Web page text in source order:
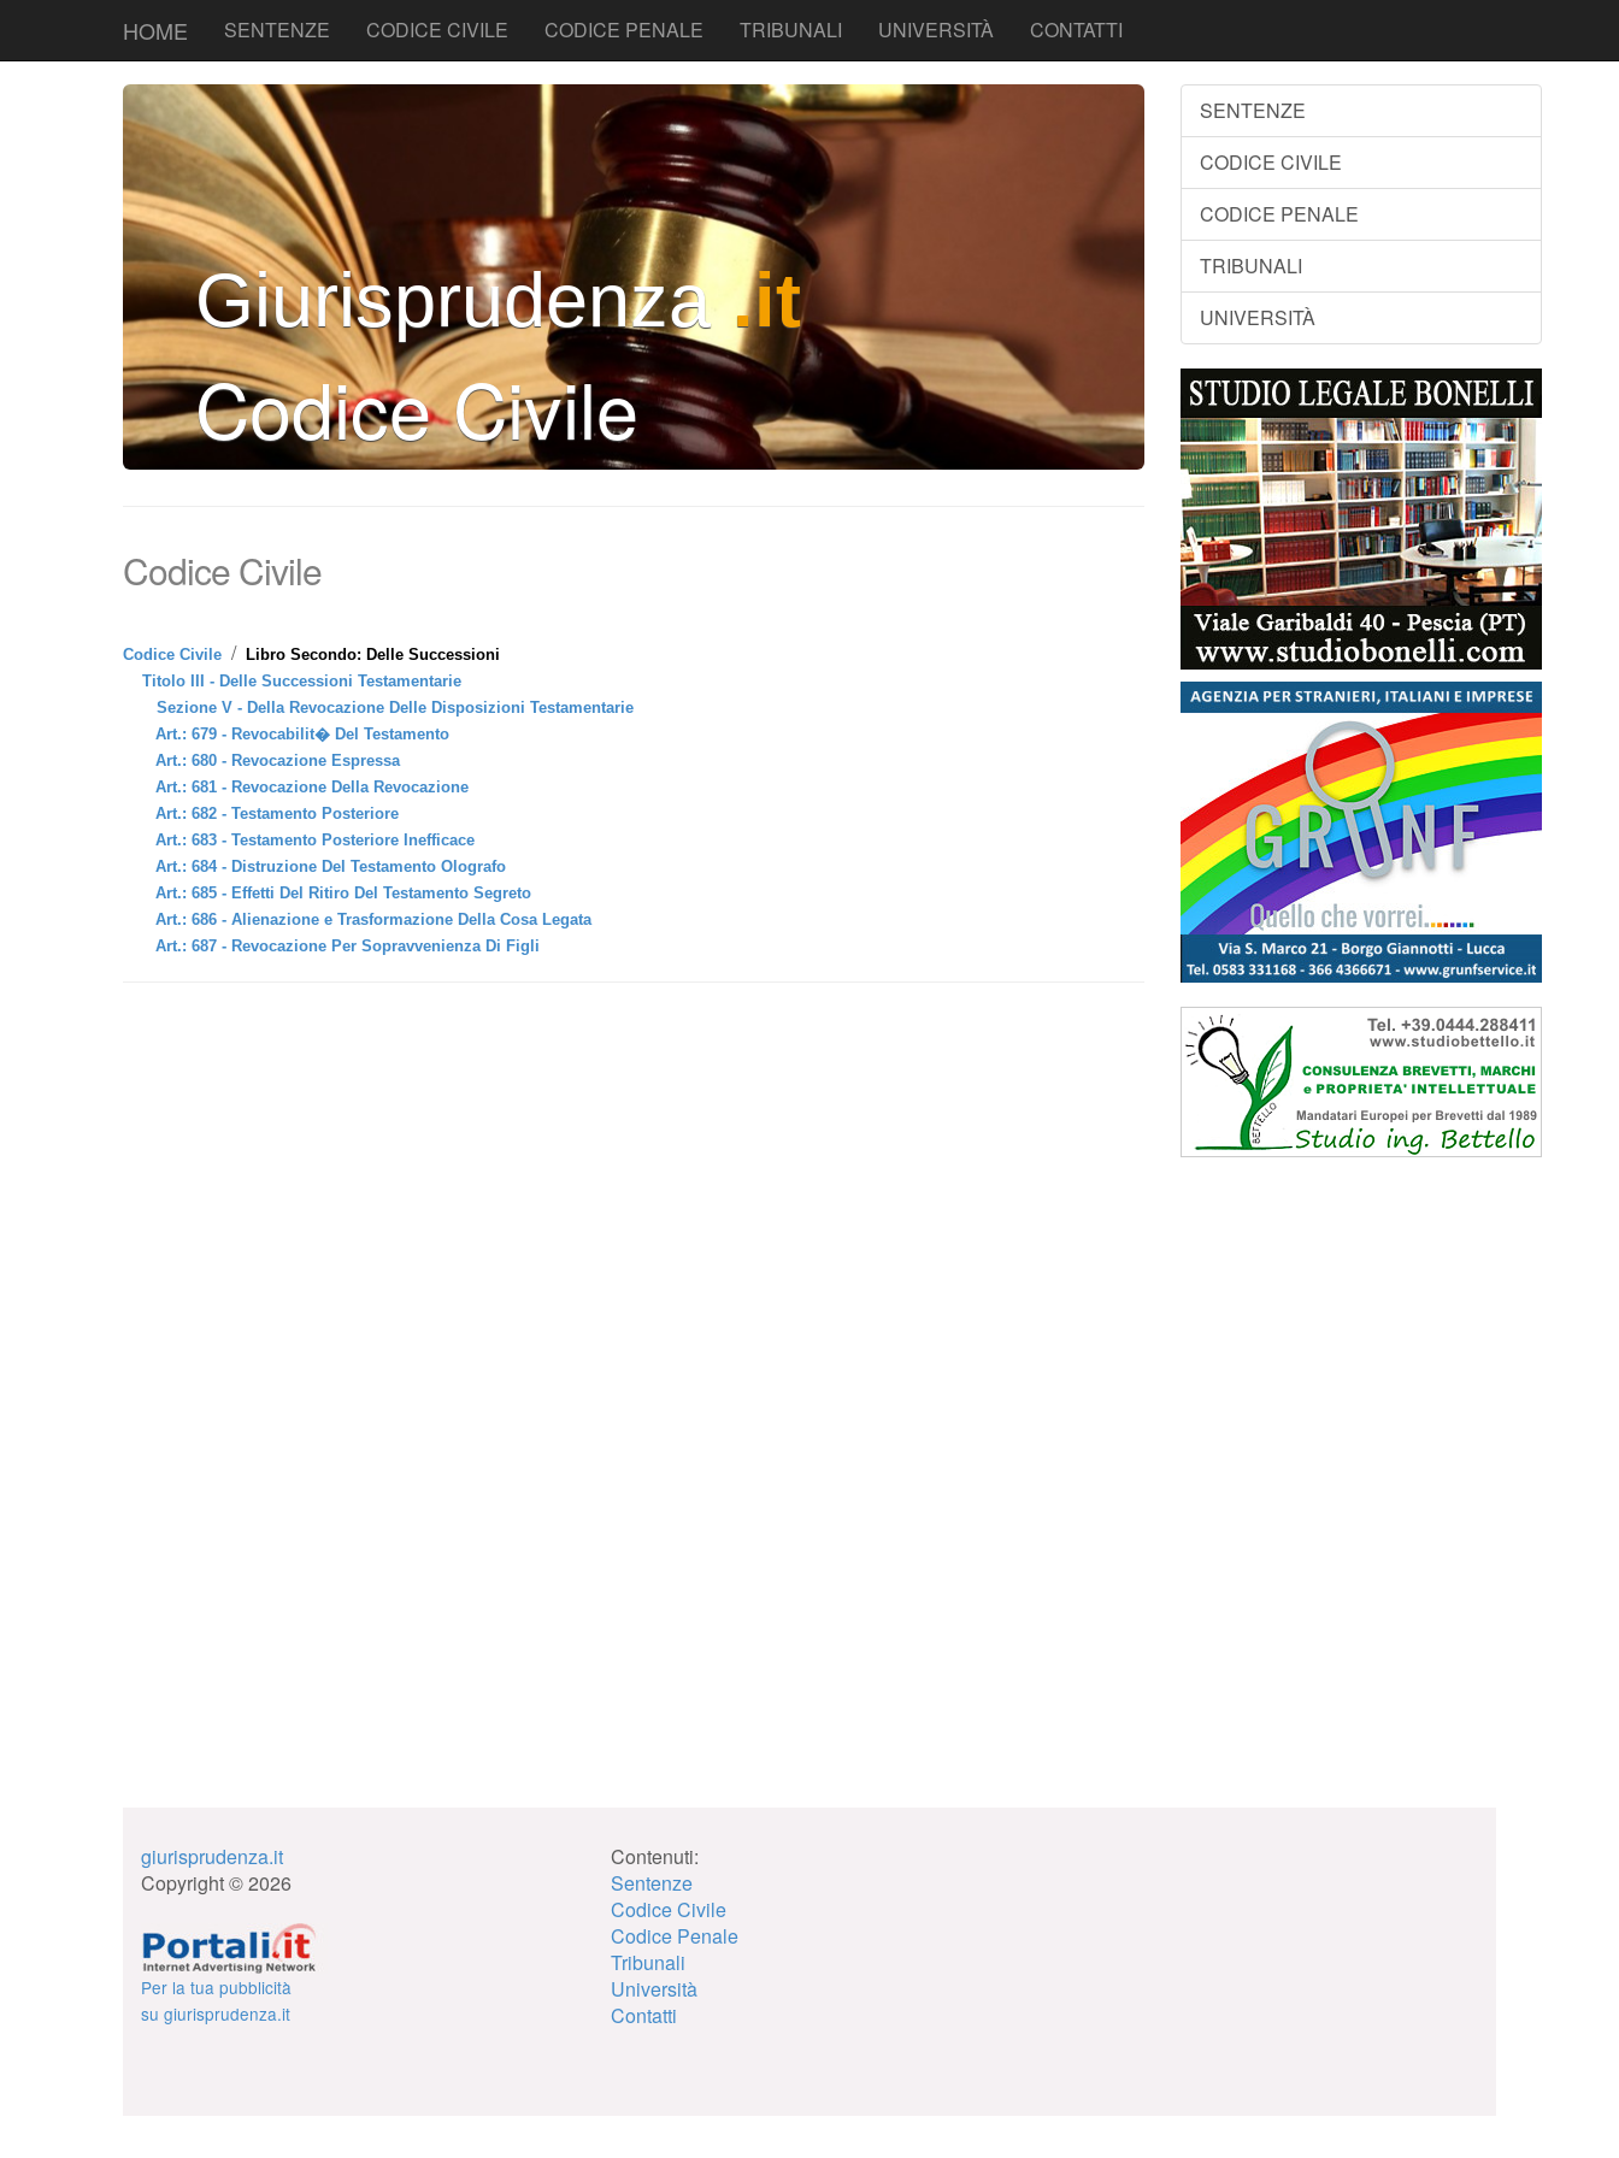
HOME SENTENZE CODICE CIVILE CODICE PENALE TRIBUNALI UNIVERSITÀ CONTATTI
Giurisprudenza.it
Codice Civile
Codice Civile
Codice Civile / Libro Secondo: Delle Successioni
Titolo III - Delle Successioni Testamentarie
Sezione V - Della Revocazione Delle Disposizioni Testamentarie
Art.: 679 - Revocabilit� Del Testamento
Art.: 680 - Revocazione Espressa
Art.: 681 - Revocazione Della Revocazione
Art.: 682 - Testamento Posteriore
Art.: 683 - Testamento Posteriore Inefficace
Art.: 684 - Distruzione Del Testamento Olografo
Art.: 685 - Effetti Del Ritiro Del Testamento Segreto
Art.: 686 - Alienazione e Trasformazione Della Cosa Legata
Art.: 687 - Revocazione Per Sopravvenienza Di Figli
SENTENZE
CODICE CIVILE
CODICE PENALE
TRIBUNALI
UNIVERSITÀ
giurisprudenza.it
Copyright © 2026
Per la tua pubblicità
su giurisprudenza.it
Contenuti:
Sentenze
Codice Civile
Codice Penale
Tribunali
Università
Contatti